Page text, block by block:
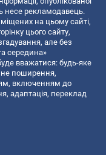
несе рекламодавець.
на цьому сайті,
цього сайту,
але без
середина»
вважатися: будь-яке
поширення,
включенням до
адаптація, переклад